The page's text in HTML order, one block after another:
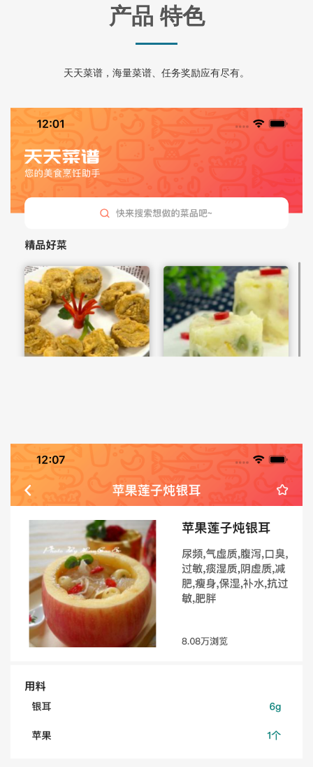
产品 特色
天天菜谱，海量菜谱、任务奖励应有尽有。